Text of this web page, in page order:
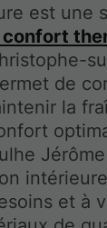
est une
confort
de
la
et à